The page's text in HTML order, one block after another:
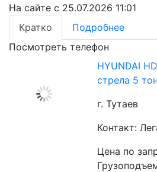
На сайте с 25.07.2026 11:01
Кратко
Подробнее
Посмотреть телефон
HYUNDAI
стрела 5
г. Тутаев
Контакт:
Цена по